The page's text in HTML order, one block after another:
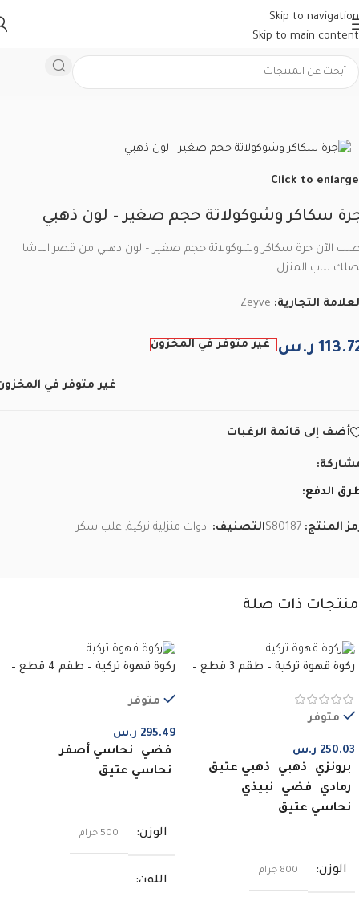
Skip to navigation
Skip to main content
الرئيسية/ادوات منزلية تركية/علب سكر
Click to enlarge
سكاكر وشوكولاتة حجم صغير – لون ذهبي
الآن جرة سكاكر وشوكولاتة حجم صغير – لون ذهبي من قصر الباشا
لباب المنزل
التجارية: Zeyve
ر.س غير متوفر في المخزون
غير متوفر في
أضف إلى قائمة الرغبات
الدفع:
المنتج: S80187التصنيف: ادوات منزلية تركية, علب سكر
منتجات ذات صلة
ركوة قهوة تركية – طقم 3 قطع –
متوفر
250.03 ر.س
برونزي ذهبي
ذهبي عتيق
رمادي
فضي
نبيذي
نحاسي عتيق
الوزن 800 جرام
ركوة قهوة تركية – طقم 4 قطع –
متوفر
295.49 ر.س
فضي
نحاسي أصفر
نحاسي عتيق
الوزن 500 جرام
اللون